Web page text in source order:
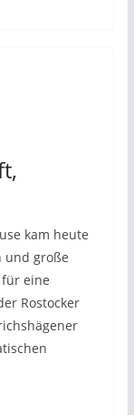
kam heute
und große
eine
Rostocker